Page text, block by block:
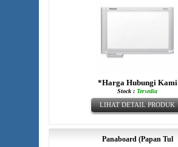
*Harga Hubungi Kami
Stock : Tersedia
LIHAT DETAIL PRODUK
Panaboard (Papan Tul